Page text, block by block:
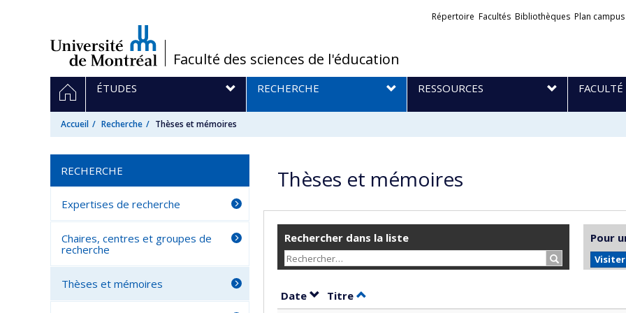
/Faculté des sciences de l'éducation
Liens
Répertoire Facultés Bibliothèques Plan campus
Navigation
principale
ACCUEIL
ÉTUDES RECHERCHE RESSOURCES FACULTÉ
Accueil Recherche Thèses et mémoires
Thèses et mémoires
Rechercher dans la liste
Rechercher…
Pour
Date Trier par date en ordre décroissant
Titre Trier par titre en ordre décroissant
RECHERCHE
Expertises de recherche
Chaires, centres et groupes de
recherche
Thèses et mémoires